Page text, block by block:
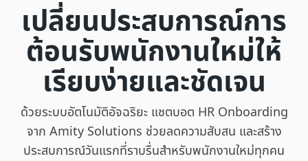
เปลี่ยนประสบการณ์การ
ต้อนรับพนักงานใหม่ให้
เรียบง่ายและชัดเจน
ด้วยระบบอัตโนมัติอัจฉริยะ แชตบอต HR Onboarding
จาก Amity Solutions ช่วยลดความสับสน และสร้าง
ประสบการณ์วันแรกที่ราบรื่นสำหรับพนักงานใหม่ทุกคน